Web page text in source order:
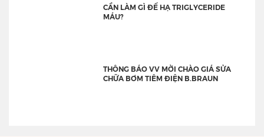
CẦN LÀM GÌ ĐỂ HẠ TRIGLYCERIDE
MÁU?
THÔNG BÁO VV MỜI CHÀO GIÁ SỬA
CHỮA BƠM TIÊM ĐIỆN B.BRAUN